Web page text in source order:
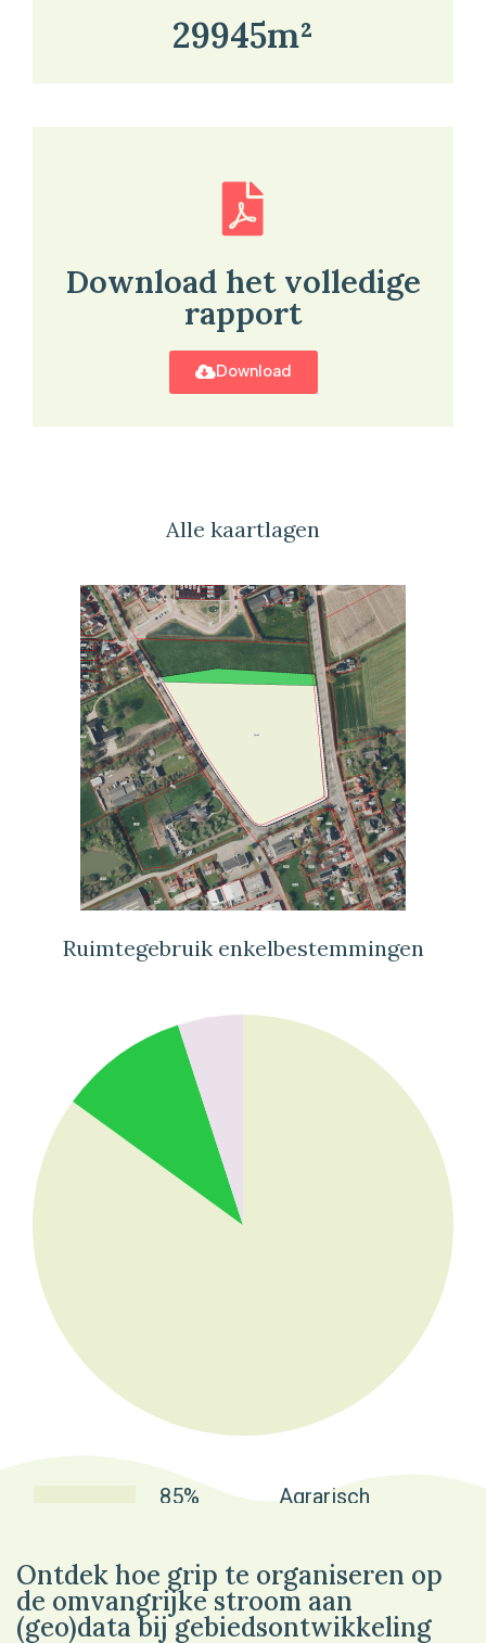
29945m²
Download het volledige
rapport
Download
Alle kaartlagen
Ruimtegebruik enkelbestemmingen
85% Agrarisch
Ontdek hoe grip te organiseren op
de omvangrijke stroom aan
(geo)data bij gebiedsontwikkeling